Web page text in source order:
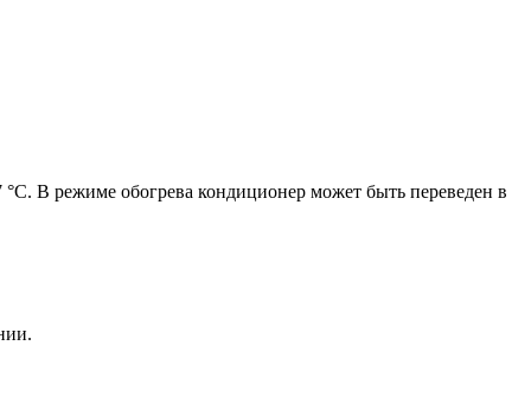
В режиме обогрева кондиционер может быть переведен в